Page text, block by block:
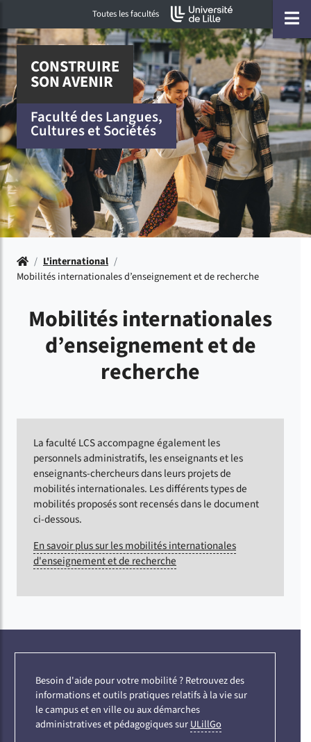
Accéder au menu principal
Accéder à la recherche
Accéder au pied de pageToutes les facultés
CONSTRUIRE
SON AVENIR
Faculté des Langues,
Cultures et Sociétés
Accueil
/ L'international /
Mobilités internationales d’enseignement et de recherche
Mobilités internationales
d’enseignement et de
recherche
La faculté LCS accompagne également les
personnels administratifs, les enseignants et les
enseignants-chercheurs dans leurs projets de
mobilités internationales. Les différents types de
mobilités proposés sont recensés dans le document
ci-dessous.
En savoir plus sur les mobilités internationales
d'enseignement et de recherche
Besoin d'aide pour votre mobilité ? Retrouvez des
informations et outils pratiques relatifs à la vie sur
le campus et en ville ou aux démarches
administratives et pédagogiques surULillGo